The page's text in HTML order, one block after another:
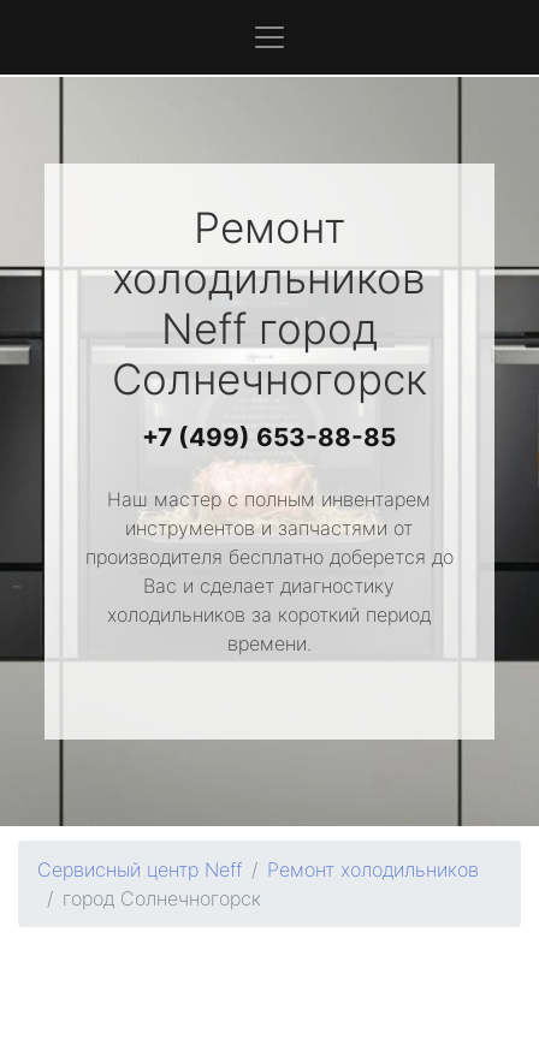
Ремонт
холодильников
Neffгород
Солнечногорск
+7 (499) 653-88-85
Наш мастер с полным инвентарем
инструментов и запчастями от
производителя бесплатно доберется до
Вас и сделает диагностику
холодильников за короткий период
времени.
Сервисный центр Neff
Ремонт холодильников
город Солнечногорск